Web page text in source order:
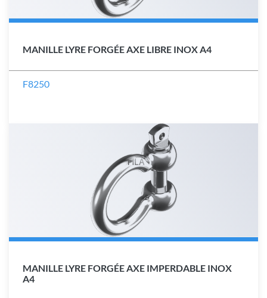
MANILLE LYRE FORGÉE AXE LIBRE INOX A4
F8250
MANILLE LYRE FORGÉE AXE IMPERDABLE INOX
A4